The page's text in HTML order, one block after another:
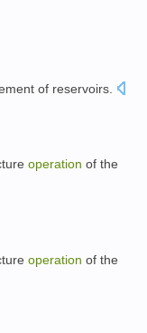
of reservoirs
operation of the
operation of the